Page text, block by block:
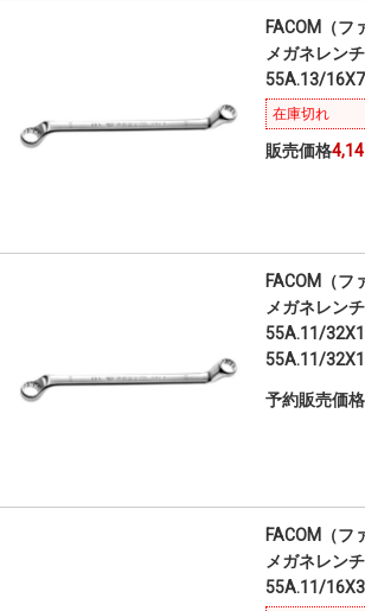
FACOM（フ
メガネレン
55A.13/
在庫切れ
販売価格
FACOM（フ
メガネレン
55A.11/
55A.11/
予約販売価格
FACOM（フ
メガネレン
55A.11/